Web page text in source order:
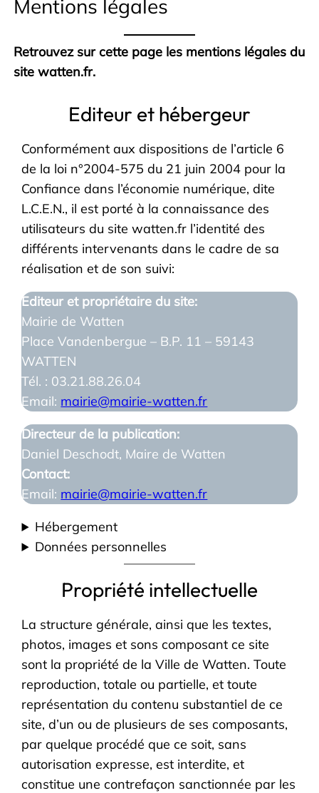
Mentions légales
Retrouvez sur cette page les mentions légales du
site watten.fr.
Editeur et hébergeur
Conformément aux dispositions de l’article 6
de la loi n°2004-575 du 21 juin 2004 pour la
Confiance dans l’économie numérique, dite
L.C.E.N., il est porté à la connaissance des
utilisateurs du site watten.fr l’identité des
différents intervenants dans le cadre de sa
réalisation et de son suivi:
Editeur et propriétaire du site:
Mairie de Watten
Place Vandenbergue – B.P. 11 – 59143
WATTEN
Tél. : 03.21.88.26.04
Email: mairie@mairie-watten.fr
Directeur de la publication:
Daniel Deschodt, Maire de Watten
Contact:
Email: mairie@mairie-watten.fr
Hébergement
Données personnelles
Propriété intellectuelle
La structure générale, ainsi que les textes,
photos, images et sons composant ce site
sont la propriété de la Ville de Watten. Toute
reproduction, totale ou partielle, et toute
représentation du contenu substantiel de ce
site, d’un ou de plusieurs de ses composants,
par quelque procédé que ce soit, sans
autorisation expresse, est interdite, et
constitue une contrefaçon sanctionnée par les